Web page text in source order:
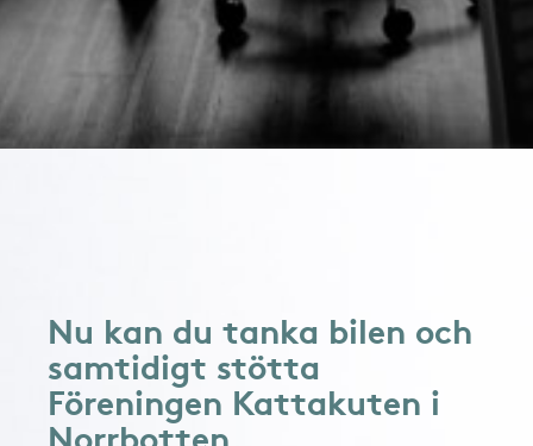
Nu kan du tanka bilen och
samtidigt stötta
Föreningen Kattakuten i
Norrbotten